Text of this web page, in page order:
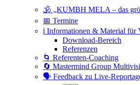
🕉 „KUMBH MELA – das
📅 Termine
ℹ️ Informationen & Material für
Download-Bereich
Referenzen
🌀 Referenten-Coaching
🔄 Mastermind Group
🗣 Feedback zu Live-